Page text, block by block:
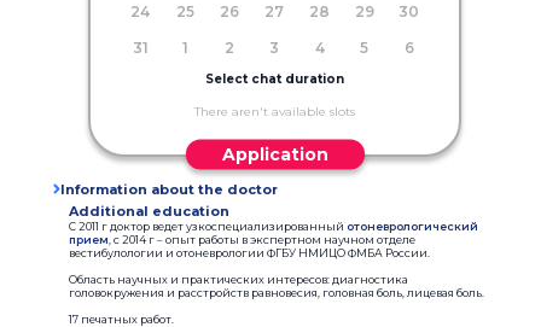
24
25 26 27 28 29
30
31
1 2 3 4 5 6
Select chat duration
There aren't available slots
Application
Information about the doctor
Additional education
C 2011 г доктор ведет узкоспециализированный отоневрологический
прием , с 2014 г – опыт работы в экспертном научном отделе
вестибулологии и отоневрологии ФГБУ НМИЦО ФМБА России.
Область научных и практических интересов: диагностика
головокружения и расстройств равновесия, головная боль, лицевая боль.
17 печатных работ.